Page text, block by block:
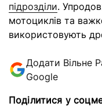
підрозділи.
мотоциклів та
використовують
Додати Вільне
Google
Поділитися у